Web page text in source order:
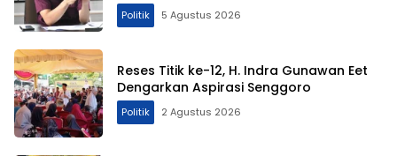
Politik 5 Agustus 2026
Reses Titik ke-12, H. Indra Gunawan Eet
Dengarkan Aspirasi Senggoro
Politik 2 Agustus 2026